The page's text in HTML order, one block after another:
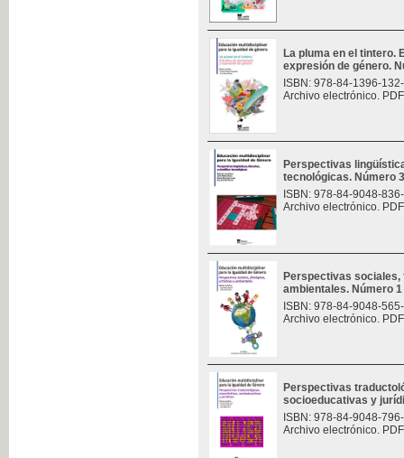
La pluma en el tintero.
expresión de género.
ISBN: 978-84-1396-
Archivo electrónico.
Perspectivas
tecnológicas. Número 3
ISBN: 978-84-9048-
Archivo electrónico.
Perspectivas
ambientales. Número 1
ISBN: 978-84-9048-
Archivo electrónico.
Perspectivas
socioeducativas y
ISBN: 978-84-9048-
Archivo electrónico.